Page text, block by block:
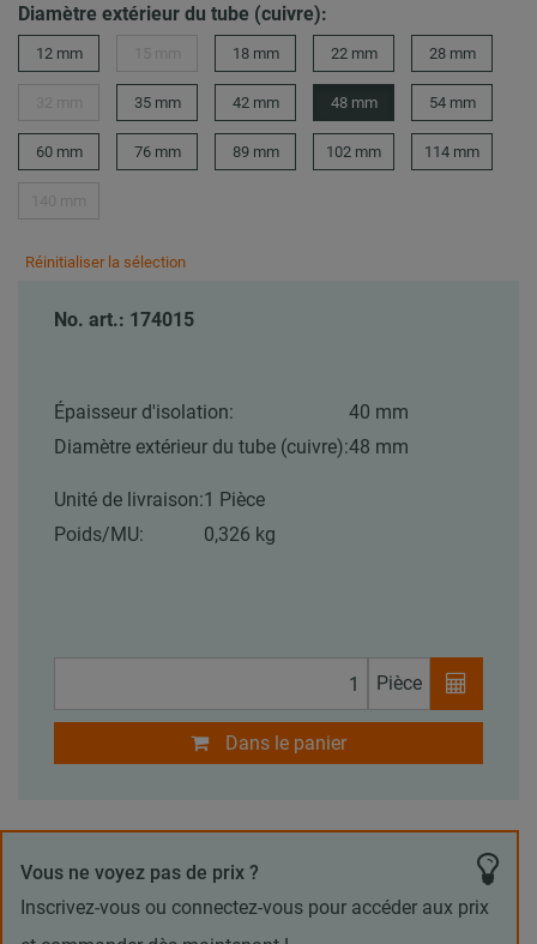
Diamètre extérieur du tube (cuivre):
12 mm 18 mm 22 mm 28 mm
35 mm 42 mm 48 mm 54 mm
60 mm 76 mm 89 mm 102 mm 114 mm
Réinitialiser la sélection
No. art.: 174015
Épaisseur d'isolation:
40 mm
Diamètre extérieur du tube (cuivre):48 mm
Unité de livraison:1 Pièce
Poids/MU:
0,326 kg
Pièce
Dans le panier
Vous ne voyez pas de prix ?
Inscrivez-vous ou connectez-vous pour accéder aux prix